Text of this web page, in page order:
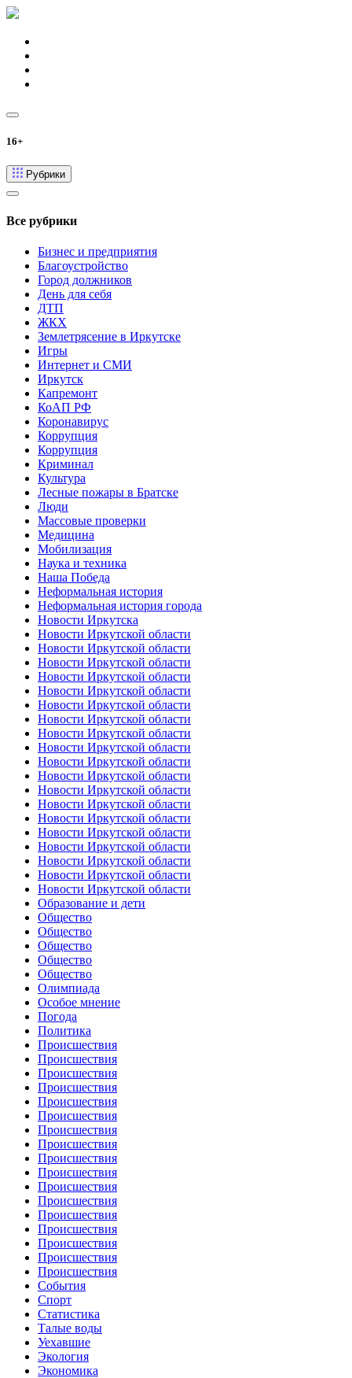
16+
Рубрики
Все рубрики
Бизнес и предприятия
Благоустройство
Город должников
День для себя
ДТП
ЖКХ
Землетрясение в Иркутске
Игры
Интернет и СМИ
Иркутск
Капремонт
КоАП РФ
Коронавирус
Коррупция
Коррупция
Криминал
Культура
Лесные пожары в Братске
Люди
Массовые проверки
Медицина
Мобилизация
Наука и техника
Наша Победа
Неформальная история
Неформальная история города
Новости Иркутска
Новости Иркутской области
Новости Иркутской области
Новости Иркутской области
Новости Иркутской области
Новости Иркутской области
Новости Иркутской области
Новости Иркутской области
Новости Иркутской области
Новости Иркутской области
Новости Иркутской области
Новости Иркутской области
Новости Иркутской области
Новости Иркутской области
Новости Иркутской области
Новости Иркутской области
Новости Иркутской области
Новости Иркутской области
Новости Иркутской области
Новости Иркутской области
Образование и дети
Общество
Общество
Общество
Общество
Общество
Олимпиада
Особое мнение
Погода
Политика
Происшествия
Происшествия
Происшествия
Происшествия
Происшествия
Происшествия
Происшествия
Происшествия
Происшествия
Происшествия
Происшествия
Происшествия
Происшествия
Происшествия
Происшествия
Происшествия
Происшествия
События
Спорт
Статистика
Талые воды
Уехавшие
Экология
Экономика